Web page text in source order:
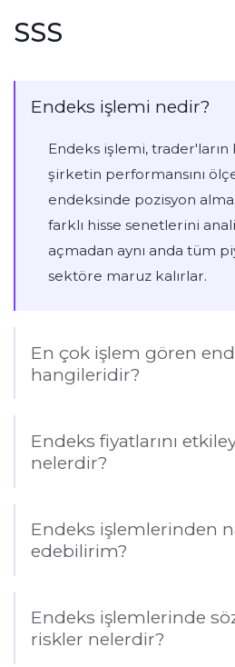
SSS
Endeks işlemi nedir?
Endeks işlemi, trader'ların
şirketin performansını
endeksinde pozisyon
farklı hisse senetlerini
açmadan aynı anda tüm
sektöre maruz kalırlar.
En çok işlem gören
hangileridir?
Endeks fiyatlarını
nelerdir?
Endeks işlemlerinden
edebilirim?
Endeks işlemlerinde
riskler nelerdir?